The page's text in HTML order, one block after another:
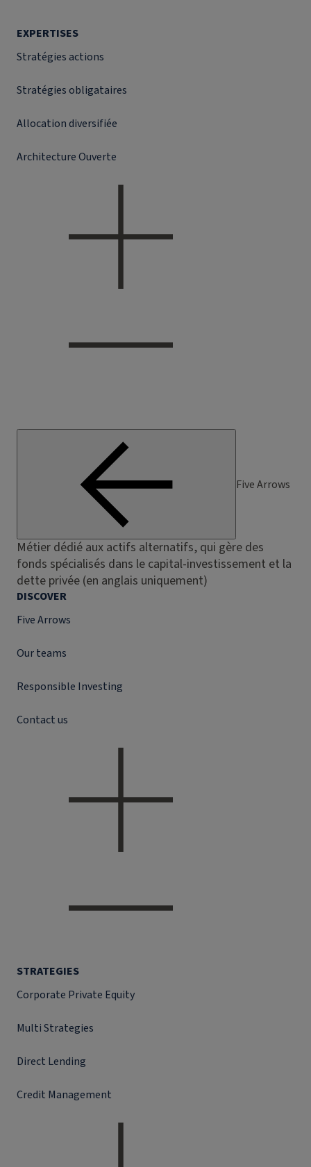
EXPERTISES
Stratégies actions
Stratégies obligataires
Allocation diversifiée
Architecture Ouverte
Five Arrows
Métier dédié aux actifs alternatifs, qui gère des
fonds spécialisés dans le capital-investissement et la
dette privée (en anglais uniquement)
DISCOVER
Five Arrows
Our teams
Responsible Investing
Contact us
STRATEGIES
Corporate Private Equity
Multi Strategies
Direct Lending
Credit Management